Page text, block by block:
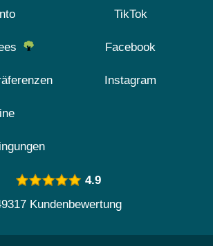
TikTok
Facebook
Instagram
4.9
Kundenbewertung